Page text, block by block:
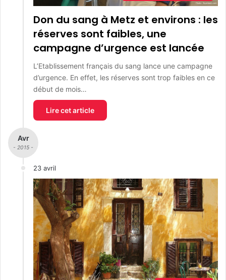
Don du sang à Metz et environs : les
réserves sont faibles, une
campagne d’urgence est lancée
L’Etablissement français du sang lance une campagne
d’urgence. En effet, les réserves sont trop faibles en ce
début de mois…
Lire cet article
Avr
- 2015 -
23 avril